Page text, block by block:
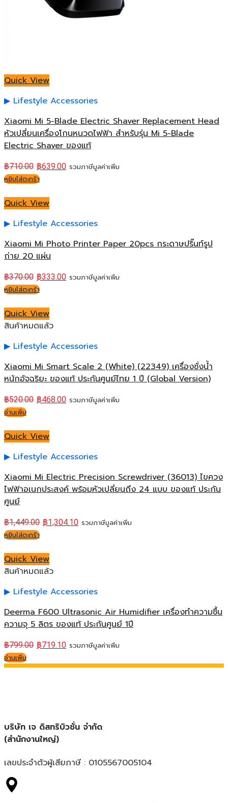
Quick View
Lifestyle Accessories
Xiaomi Mi 5-Blade Electric Shaver Replacement Head
หัวเปลี่ยนเครื่องโกนหนวดไฟฟ้า สำหรับรุ่น Mi 5-Blade
Electric Shaver ของแท้
฿710.00 ฿639.00 รวมภาษีมูลค่าเพิ่ม
หยิบใส่ตะกร้า
Quick View
Lifestyle Accessories
Xiaomi Mi Photo Printer Paper 20pcs กระดาษปริ๊นท์รูป
ถ่าย 20 แผ่น
฿370.00 ฿333.00 รวมภาษีมูลค่าเพิ่ม
หยิบใส่ตะกร้า
Quick View
สินค้าหมดแล้ว
Lifestyle Accessories
Xiaomi Mi Smart Scale 2 (White) (22349) เครื่องชั่งน้ำ
หนักอัจฉริยะ ของแท้ ประกันศูนย์ไทย 1 ปี (Global Version)
฿520.00 ฿468.00 รวมภาษีมูลค่าเพิ่ม
อ่านเพิ่ม
Quick View
Lifestyle Accessories
Xiaomi Mi Electric Precision Screwdriver (36013) ไขควง
ไฟฟ้าอเนกประสงค์ พร้อมหัวเปลี่ยนถึง 24 แบบ ของแท้ ประกัน
ศูนย์
฿1,449.00 ฿1,304.10 รวมภาษีมูลค่าเพิ่ม
หยิบใส่ตะกร้า
Quick View
สินค้าหมดแล้ว
Lifestyle Accessories
Deerma F600 Ultrasonic Air Humidifier เครื่องทำความชื้น
ความจุ 5 ลิตร ของแท้ ประกันศูนย์ 1ปี
฿799.00 ฿719.10 รวมภาษีมูลค่าเพิ่ม
อ่านเพิ่ม
บริษัท เจ ดิสทริบิวชั่น จำกัด
(สำนักงานใหญ่)
เลขประจำตัวผู้เสียภาษี : 0105567005104